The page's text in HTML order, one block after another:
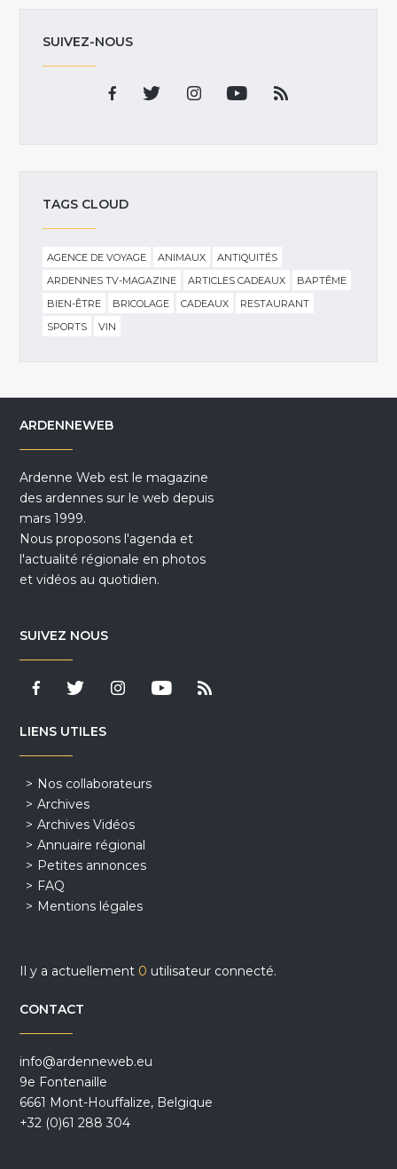
SUIVEZ-NOUS
TAGS CLOUD
AGENCE DE VOYAGE ANIMAUX
ANTIQUITÉS
ARDENNES TV-MAGAZINE
ARTICLES CADEAUX
BAPTÊME
BIEN-ÊTRE
BRICOLAGE CADEAUX
RESTAURANT
SPORTS
VIN
ARDENNEWEB
Ardenne Web est le magazine
des ardennes sur le web depuis
mars 1999.
Nous proposons l'agenda et
l'actualité régionale en photos
et vidéos au quotidien.
SUIVEZ NOUS
LIENS UTILES
Nos collaborateurs
Archives
Archives Vidéos
Annuaire régional
Petites annonces
FAQ
Mentions légales
Il y a actuellement 0 utilisateur connecté.
CONTACT
info@ardenneweb.eu
9e Fontenaille
6661 Mont-Houffalize, Belgique
+32 (0)61 288 304